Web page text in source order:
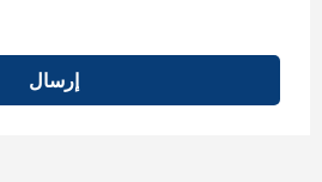
إرسال